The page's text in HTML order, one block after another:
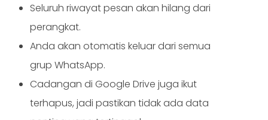
Seluruh riwayat pesan akan hilang dari
perangkat.
Anda akan otomatis keluar dari semua
grup WhatsApp.
Cadangan di Google Drive juga ikut
terhapus, jadi pastikan tidak ada data